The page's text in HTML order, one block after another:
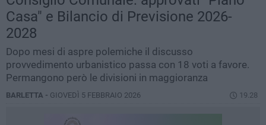
Casa" e Bilancio di Previsione 2026-
2028
Dopo mesi di aspre polemiche il discusso
provvedimento urbanistico passa con 18 voti a favore.
Permangono però le divisioni in maggioranza
BARLETTA - GIOVEDÌ 5 FEBBRAIO 2026 19.28